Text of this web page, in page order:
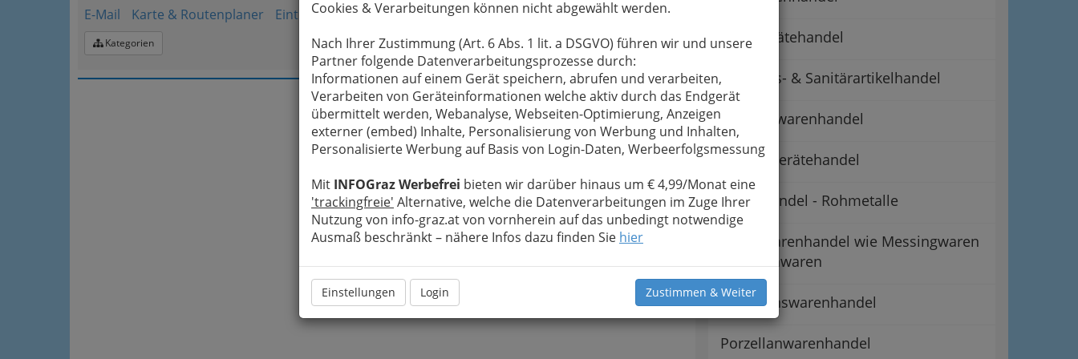
Cookies & Verarbeitungen können nicht abgewählt werden.
Nach Ihrer Zustimmung (Art. 6 Abs. 1 lit. a DSGVO) führen wir und unsere
Partner folgende Datenverarbeitungsprozesse durch:
Informationen auf einem Gerät speichern, abrufen und verarbeiten,
Verarbeiten von Geräteinformationen welche aktiv durch das Endgerät
übermittelt werden, Webanalyse, Webseiten-Optimierung, Anzeigen
externer (embed) Inhalte, Personalisierung von Werbung und Inhalten,
Personalisierte Werbung auf Basis von Login-Daten, Werbeerfolgsmessung
Mit INFOGraz Werbefrei bieten wir darüber hinaus um € 4,99/Monat eine
'trackingfreie' Alternative, welche die Datenverarbeitungen im Zuge Ihrer
Nutzung von info-graz.at von vornherein auf das unbedingt notwendige
Ausmaß beschränkt – nähere Infos dazu finden Sie hier
Einstellungen Login Zustimmen & Weiter
E-Mail
Karte & Routenplaner Eintrag ändern
Kategorien Hausgerätehandel
Heizungs- & Sanitärartikelhandel
Keramikwarenhandel
Küchengerätehandel
Metallhandel - Rohmetalle
Metallwarenhandel wie Messingwaren
und Zinnwaren
Munitionswarenhandel
Porzellanwarenhandel